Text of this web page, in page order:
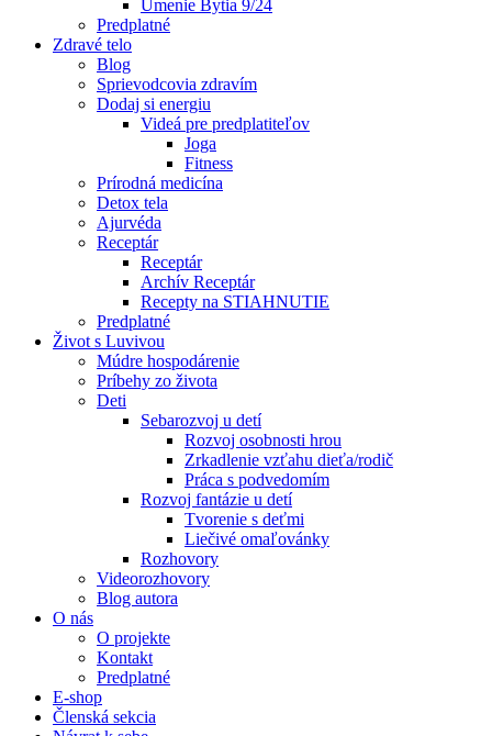
Umenie Bytia 9/24
Predplatné
Zdravé telo
Blog
Sprievodcovia zdravím
Dodaj si energiu
Videá pre predplatiteľov
Joga
Fitness
Prírodná medicína
Detox tela
Ajurvéda
Receptár
Receptár
Archív Receptár
Recepty na STIAHNUTIE
Predplatné
Život s Luvivou
Múdre hospodárenie
Príbehy zo života
Deti
Sebarozvoj u detí
Rozvoj osobnosti hrou
Zrkadlenie vzťahu dieťa/rodič
Práca s podvedomím
Rozvoj fantázie u detí
Tvorenie s deťmi
Liečivé omaľovánky
Rozhovory
Videorozhovory
Blog autora
O nás
O projekte
Kontakt
Predplatné
E-shop
Členská sekcia